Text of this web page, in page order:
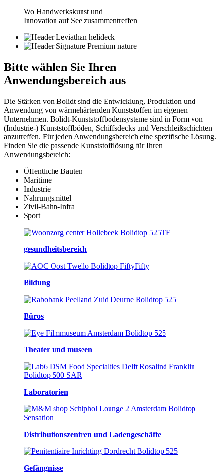
Wo Handwerkskunst und
Innovation auf See zusammentreffen
Bitte wählen Sie Ihren
Anwendungsbereich aus
Die Stärken von Bolidt sind die Entwicklung, Produktion und
Anwendung von wärmehärtenden Kunststoffen im eigenen
Unternehmen. Bolidt-Kunststoffbodensysteme sind in Form von
(Industrie-) Kunststoffböden, Schiffsdecks und Verschleißschichten
anzutreffen. Für jeden Anwendungsbereich eine spezifische Lösung.
Finden Sie die passende Kunststofflösung für Ihren
Anwendungsbereich:
Öffentliche Bauten
Maritime
Industrie
Nahrungsmittel
Zivil-Bahn-Infra
Sport
gesundheitsbereich
Bildung
Büros
Theater und museen
Laboratorien
Distributionszentren und Ladengeschäfte
Gefängnisse